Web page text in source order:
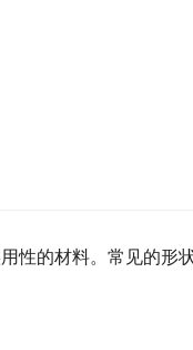
性的材料。常见的形